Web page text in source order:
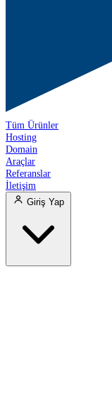
Tüm Ürünler
Hosting
Domain
Araçlar
Referanslar
İletişim
Giriş Yap